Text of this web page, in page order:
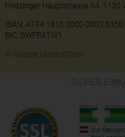
Hietzinger Hauptstrasse 64, 1130
IBAN: AT94 1813 0000 0003 8350
BIC: BWFBATW1
In Google Maps öffnen
SICHER